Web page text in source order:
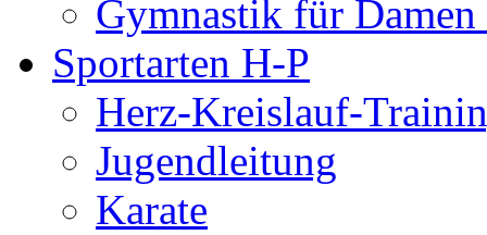
Gymnastik für
Sportarten H-P
Herz-Kreislauf-
Jugendleitung
Karate